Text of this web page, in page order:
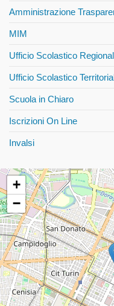
Amministrazione
MIM
Ufficio Scolastico
Ufficio Scolastico
Scuola in Chiaro
Iscrizioni On Line
Invalsi
+
−